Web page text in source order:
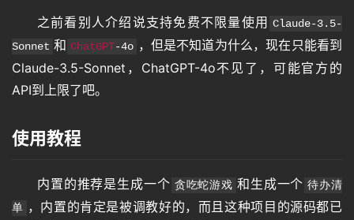
之前看别人介绍说支持免费不限量使用 Claude-3.5-
Sonnet 和 ChatGPT-4o ，但是不知道为什么，现在只能看到
Claude-3.5-Sonnet，ChatGPT-4o不见了，可能官方的
API到上限了吧。
使用教程
内置的推荐是生成一个 贪吃蛇游戏 和生成一个 待办清
单 ，内置的肯定是被调教好的，而且这种项目的源码都已